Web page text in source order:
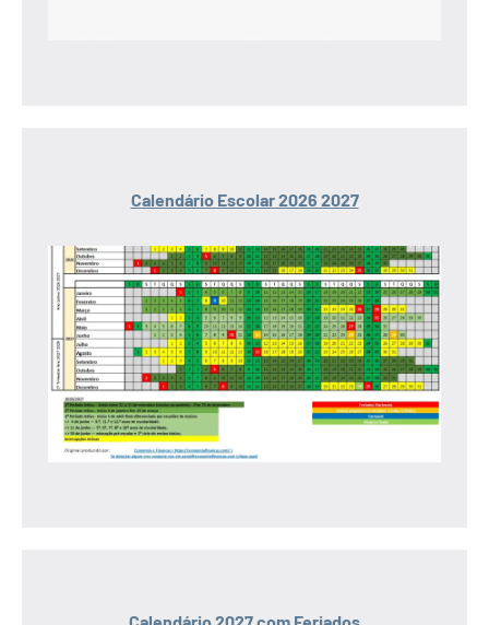
Calendário Escolar 2026 2027
Calendário 2027 com Feriados